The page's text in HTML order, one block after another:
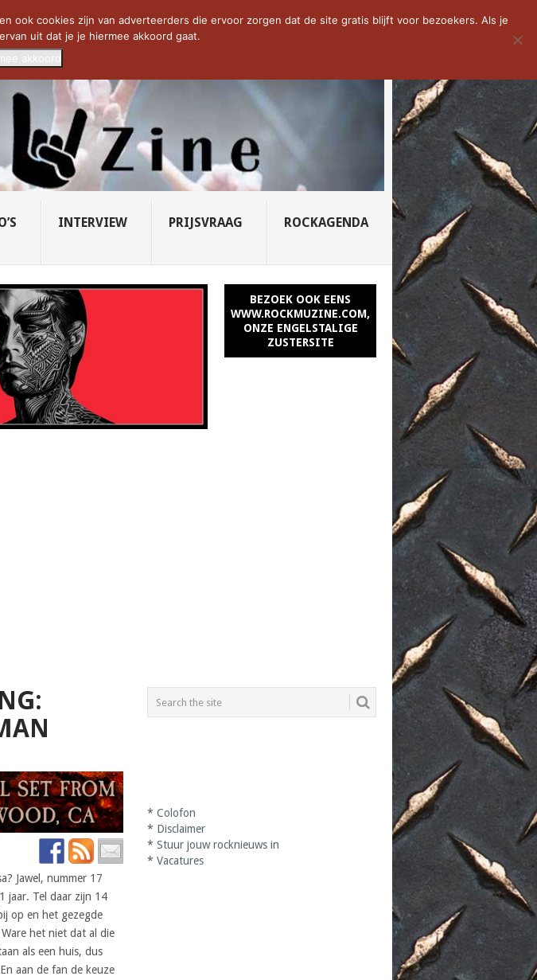
SAVATAGE KOMT TERUG IN 0... CD VAN DE WEEK: SLEEPING...
INTERVIEW PRIJSVRAAG ROCKAGENDA
BEZOEK OOK EENS
WWW.ROCKMUZINE.COM,
ONZE ENGELSTALIGE
ZUSTERSITE
Jawel, nummer 17
jaar. Tel daar zijn 14
op en het gezegde
Ware het niet dat al die
als een huis, dus
aan de fan de keuze
*Colofon
* Disclaimer
*Stuur jouw rocknieuws in
*Vacatures
ook cookies zijn van adverteerders die ervoor zorgen dat de site gratis blijft voor bezoekers. Als je
uit dat je je hiermee akkoord gaat.
akkoord